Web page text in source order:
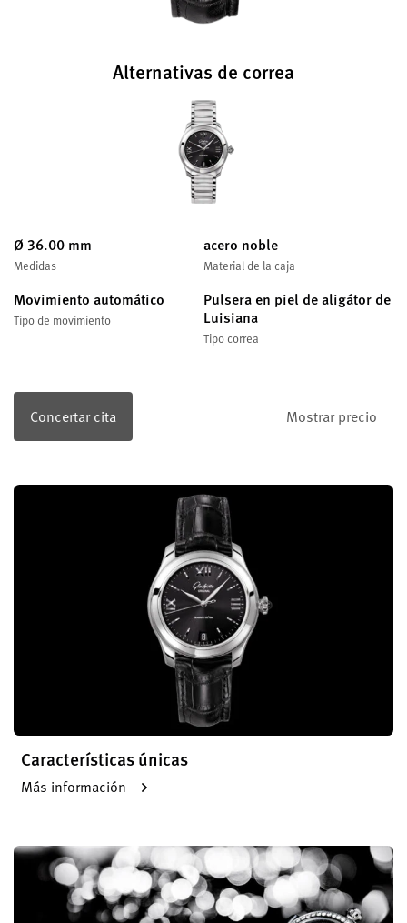
Alternativas de correa
Ø 36.00 mm
Medidas
acero noble
Material de la caja
Movimiento automático
Tipo de movimiento
Pulsera en piel de aligátor de
Luisiana
Tipo correa
Concertar cita Mostrar precio
Características únicas
Más información